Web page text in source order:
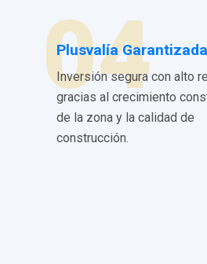
04
Plusvalía Garantizada
Inversión segura con alto
gracias al crecimiento
de la zona y la calidad de
construcción.